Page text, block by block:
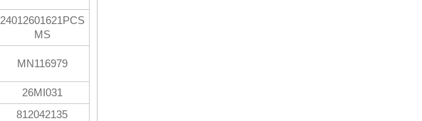
24012601621PCS
MS
MN116979
26MI031
812042135